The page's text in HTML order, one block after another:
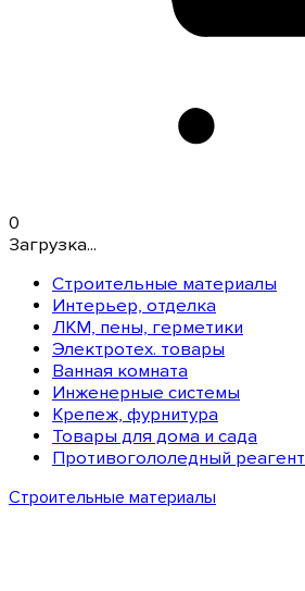
0
Загрузка...
Строительные материалы
Интерьер, отделка
ЛКМ, пены, герметики
Электротех. товары
Ванная комната
Инженерные системы
Крепеж, фурнитура
Товары для дома и сада
Противогололедный реагент
Строительные материалы